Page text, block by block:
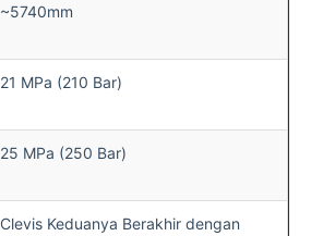
~5740mm
21 MPa (210 Bar)
25 MPa (250 Bar)
Clevis Keduanya Berakhir dengan